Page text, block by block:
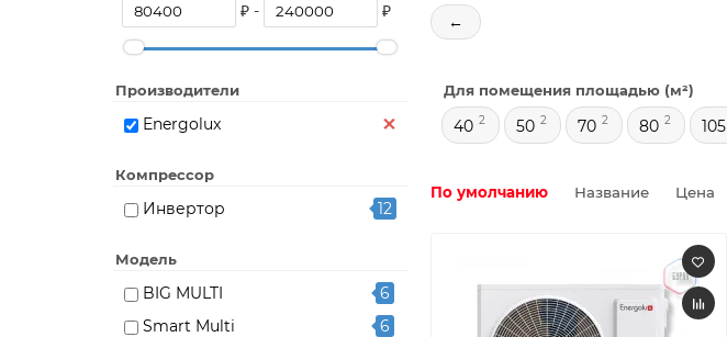
₽ - ₽
Производители
Energolux
Компрессор
Инвертор 12
Модель
BIG MULTI
6
Smart Multi
6
←
Для помещения площадью (м²)
40 2 50 2 70 2 80 2 105
По умолчанию Название Цена